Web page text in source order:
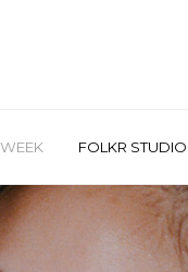
FOLKR STUDIO